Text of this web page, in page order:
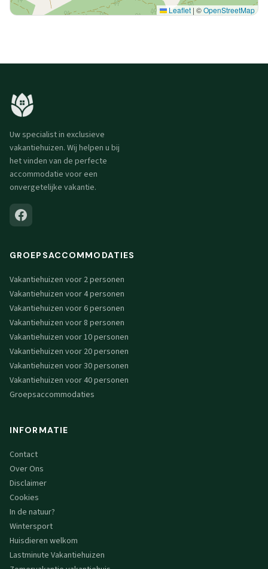
Leaflet | ©OpenStreetMap
Uw specialist in exclusieve
vakantiehuizen. Wij helpen u bij
het vinden van de perfecte
accommodatie voor een
onvergetelijke vakantie.
GROEPSACCOMMODATIES
Vakantiehuizen voor 2 personen
Vakantiehuizen voor 4 personen
Vakantiehuizen voor 6 personen
Vakantiehuizen voor 8 personen
Vakantiehuizen voor 10 personen
Vakantiehuizen voor 20 personen
Vakantiehuizen voor 30 personen
Vakantiehuizen voor 40 personen
Groepsaccommodaties
INFORMATIE
Contact
Over Ons
Disclaimer
Cookies
In de natuur?
Wintersport
Huisdieren welkom
Lastminute Vakantiehuizen